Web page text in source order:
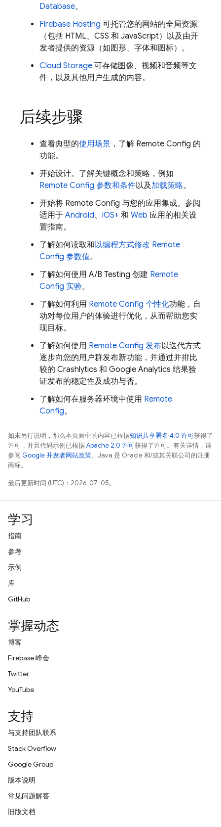
Database。
Firebase Hosting 可托管您的网站的全局资源
（包括 HTML、CSS 和 JavaScript）以及由开
发者提供的资源（如图形、字体和图标）。
Cloud Storage 可存储图像、视频和音频等文
件，以及其他用户生成的内容。
后续步骤
查看典型的使用场景 ，了解 Remote Config 的
功能。
开始设计。了解关键概念和策略，例如
Remote Config 参数和条件以及加载策略。
开始将 Remote Config 与您的应用集成。参阅
适用于 Android、 iOS+ 和 Web 应用的相关设
置指南。
了解如何读取和以编程方式修改 Remote
Config 参数值。
了解如何使用 A/B Testing 创建 Remote
Config 实验。
了解如何利用 Remote Config 个性化功能，自
动对每位用户的体验进行优化，从而帮助您实
现目标。
了解如何使用 Remote Config 发布以迭代方式
逐步向您的用户群发布新功能，并通过并排比
较的 Crashlytics 和 Google Analytics 结果验
证发布的稳定性及成功与否。
了解如何在服务器环境中使用 Remote
Config。
如未另行说明，那么本页面中的内容已根据知识共享署名 4.0 许可获得了
许可，并且代码示例已根据Apache 2.0 许可获得了许可。有关详情，请
参阅 Google 开发者网站政策。Java 是 Oracle 和/或其关联公司的注册
商标。
最后更新时间 (UTC)：2026-07-05。
学习
指南
参考
示例
库
GitHub
掌握动态
博客
Firebase 峰会
Twitter
YouTube
支持
与支持团队联系
Stack Overflow
Google Group
版本说明
常见问题解答
旧版文档